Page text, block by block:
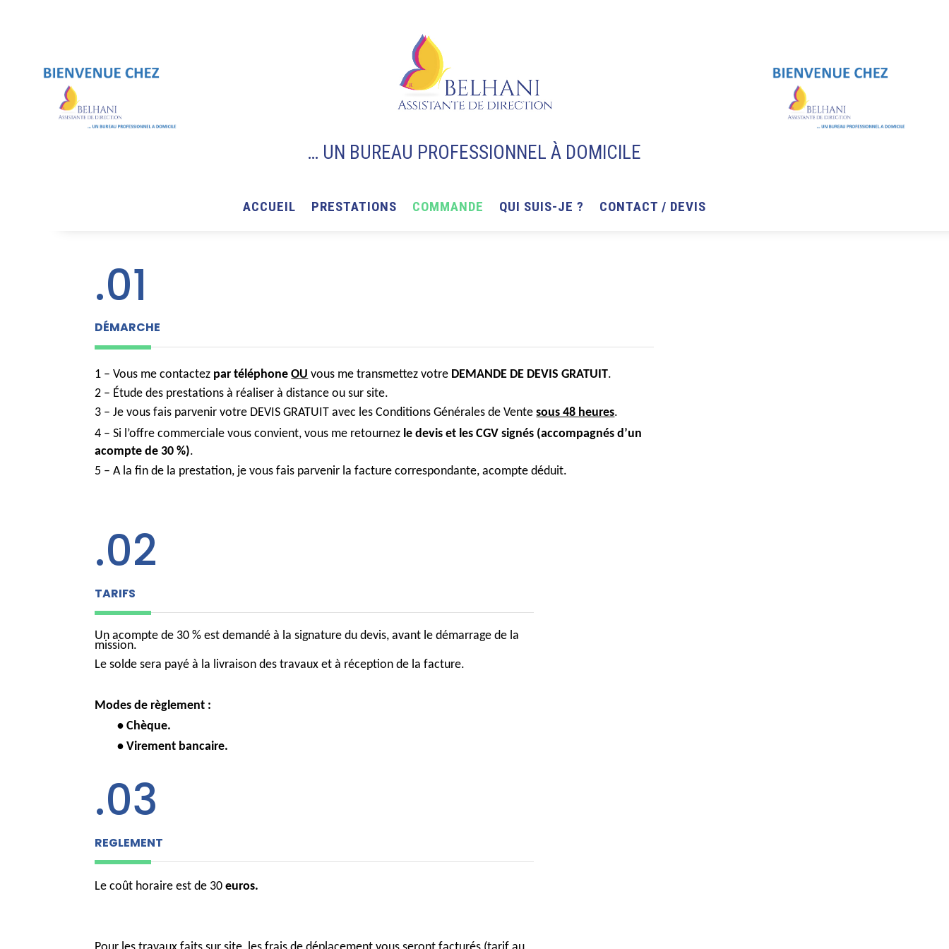
… UN BUREAU PROFESSIONNEL À DOMICILE
ACCUEIL PRESTATIONS COMMANDE QUI SUIS-JE ? CONTACT / DEVIS
.01
DÉMARCHE
1 – Vous me contactez par téléphone OU vous me transmettez votre DEMANDE DE DEVIS GRATUIT.
2 – Étude des prestations à réaliser à distance ou sur site.
3 – Je vous fais parvenir votre DEVIS GRATUIT avec les Conditions Générales de Ventesous 48 heures.
4 – Si l’offre commerciale vous convient, vous me retournez le devis et les CGV signés (accompagnés d’un
acompte de 30 %).
5 – A la fin de la prestation, je vous fais parvenir la facture correspondante, acompte déduit.
.02
TARIFS
Un acompte de 30 % est demandé à la signature du devis, avant le démarrage de la
mission.
Le solde sera payé à la livraison des travaux et à réception de la facture.
Modes de règlement :
•Chèque.
•Virement bancaire.
.03
REGLEMENT
Le coût horaire est de 30 euros.